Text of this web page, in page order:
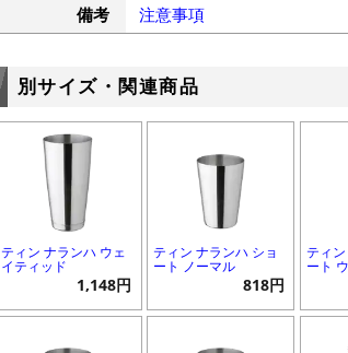
備考
注意事項
別サイズ・関連商品
ティン ナランハ ウェ
イティッド
1,148円
ティン ナランハ ショ
ート ノーマル
818円
ティ
ート